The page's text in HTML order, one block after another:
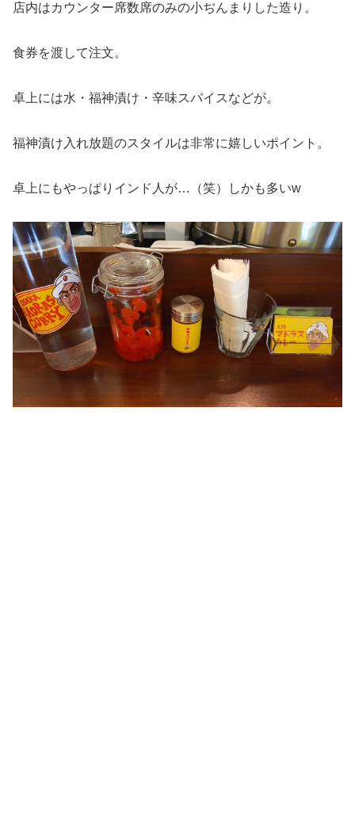
店内はカウンター席数席のみの小ぢんまりした造り。
食券を渡して注文。
卓上には水・福神漬け・辛味スパイスなどが。
福神漬け入れ放題のスタイルは非常に嬉しいポイント。
卓上にもやっぱりインド人が…（笑）しかも多いw